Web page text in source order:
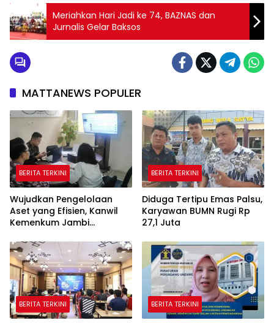
Meriahkan Hari Jadi ke 74, BAZNAS dan
Jurnalis Gelar Baksos
MATTANEWS POPULER
BERITA TERKINI
Wujudkan Pengelolaan
Aset yang Efisien, Kanwil
Kemenkum Jambi
Secara Transparan
BERITA TERKINI
Diduga Tertipu Emas Palsu,
Karyawan BUMN Rugi Rp
27,1 Juta
BERITA TERKINI BERITA TERKINI